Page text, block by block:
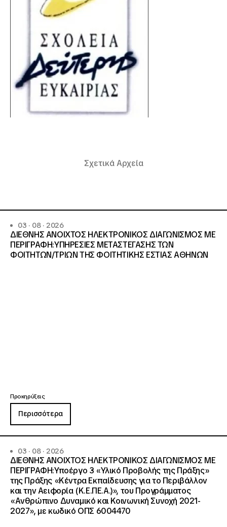
Σχετικά Αρχεία
03 · 08 · 2026
ΔΙΕΘΝΗΣ ΑΝΟΙΧΤΟΣ ΗΛΕΚΤΡΟΝΙΚΟΣ ΔΙΑΓΩΝΙΣΜΟΣ ΜΕ
ΠΕΡΙΓΡΑΦΗ:ΥΠΗΡΕΣΙΕΣ METAΣΤΕΓΑΣΗΣ ΤΩΝ
ΦΟΙΤΗΤΩΝ/ΤΡΙΩΝ ΤΗΣ ΦΟΙΤΗΤΙΚΗΣ ΕΣΤΙΑΣ ΑΘΗΝΩΝ
Προκηρύξεις
Περισσότερα
03 · 08 · 2026
ΔΙΕΘΝΗΣ ΑΝΟΙΧΤΟΣ ΗΛΕΚΤΡΟΝΙΚΟΣ ΔΙΑΓΩΝΙΣΜΟΣ ΜΕ
ΠΕΡΙΓΡΑΦΗ:Υποέργο 3 «Υλικό Προβολής της Πράξης»
της Πράξης «Κέντρα Εκπαίδευσης για το Περιβάλλον
και την Αειφορία (Κ.Ε.ΠΕ.Α.)», του Προγράμματος
«Ανθρώπινο Δυναμικό και Κοινωνική Συνοχή 2021-
2027», με κωδικό ΟΠΣ 6004470